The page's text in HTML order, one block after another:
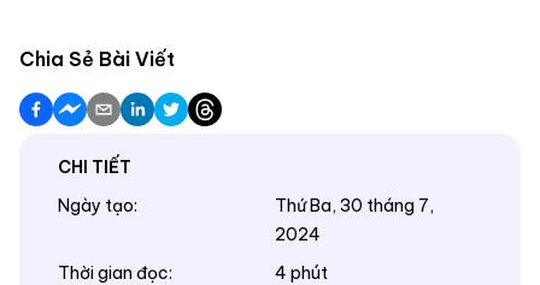
Chia Sẻ Bài Viết
CHI TIẾT
Ngày tạo:
Thứ Ba, 30 tháng 7,
2024
Thời gian đọc:
4 phút